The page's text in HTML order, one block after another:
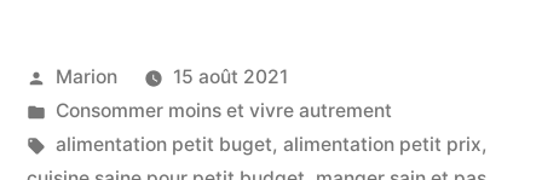
Sain
A
Publié
par
Marion
15 août 2021
Publié
dans
Consommer moins et vivre autrement
Étiquettes :
alimentation petit buget, alimentation petit prix,